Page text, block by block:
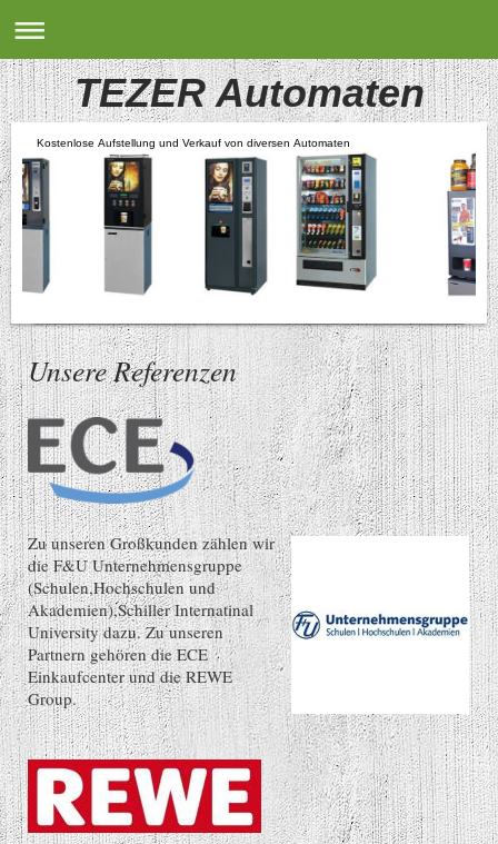
TEZER Automaten
Kostenlose Aufstellung und Verkauf von diversen Automaten
Unsere Referenzen
Zu unseren Großkunden zählen wir
die F&U Unternehmensgruppe
(Schulen,Hochschulen und
Akademien),Schiller Internatinal
University dazu. Zu unseren
Partnern gehören die ECE
Einkaufcenter und die REWE
Group.